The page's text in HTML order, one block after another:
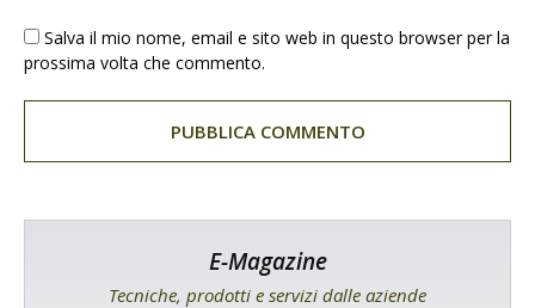
Salva il mio nome, email e sito web in questo browser per la
prossima volta che commento.
E-Magazine
Tecniche, prodotti e servizi dalle aziende